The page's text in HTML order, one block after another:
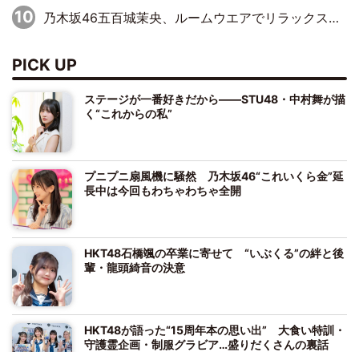
乃木坂46五百城茉央、ルームウエアでリラックス「今回のグラビアを見て成長を感じていただけるとうれしい」
PICK UP
ステージが一番好きだから――STU48・中村舞が描
く“これからの私”
プニプニ扇風機に騒然 乃木坂46“これいくら金”延
長中は今回もわちゃわちゃ全開
HKT48石橋颯の卒業に寄せて “いぶくる”の絆と後
輩・龍頭綺音の決意
HKT48が語った“15周年本の思い出” 大食い特訓・
守護霊企画・制服グラビア…盛りだくさんの裏話